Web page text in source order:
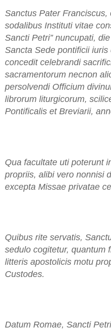
Sanctus Pater Franciscus,
sodalibus Instituti vitae
Sancti Petri” nuncupati,
Sancta Sede pontificii
concedit celebrandi
sacramentorum necnon
persolvendi Officium
librorum liturgicorum,
Pontificalis et Breviarii,
Qua facultate uti poterunt
propriis, alibi vero nonnisi
excepta Missae privatae
Quibus rite servatis,
sedulo cogitetur, quantum
litteris apostolicis motu
Custodes.
Datum Romae, Sancti